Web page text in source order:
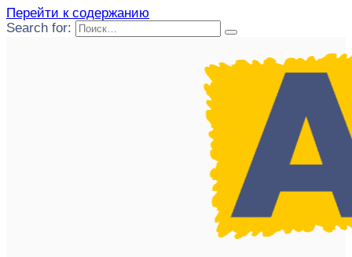
Перейти к содержанию
Search for: